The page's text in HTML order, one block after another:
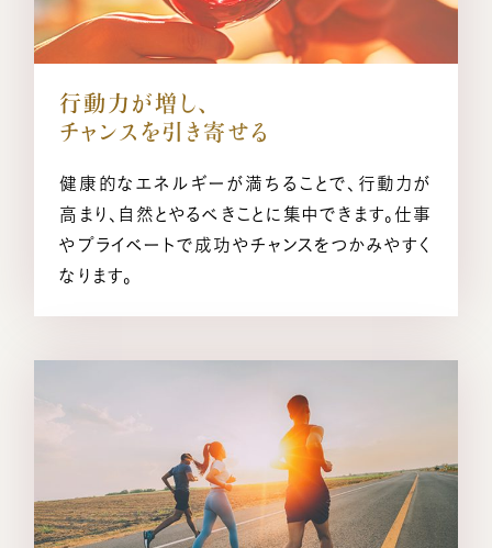
行動力が増し、
チャンスを引き寄せる
健康的なエネルギーが満ちることで、行動力が
高まり、自然とやるべきことに集中できます。仕事
やプライベートで成功やチャンスをつかみやすく
なります。